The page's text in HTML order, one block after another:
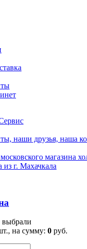
наши друзья, наша
магазина
из г. Махачкала
на сумму: 0 руб.